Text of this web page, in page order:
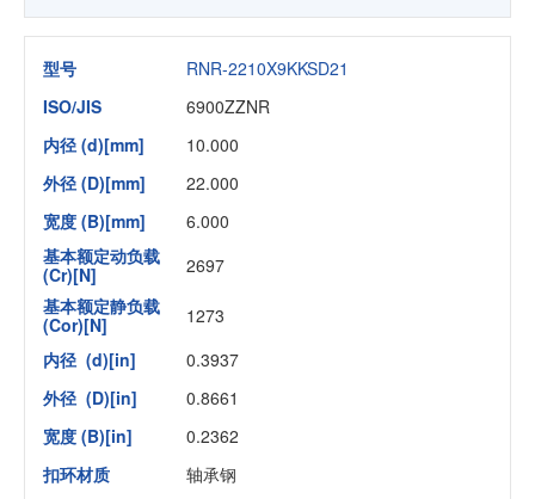
型号
RNR-2210X9KKSD21
ISO/JIS
6900ZZNR
内径 (d)[mm]
10.000
外径 (D)[mm]
22.000
宽度 (B)[mm]
6.000
基本额定动负载
(Cr)[N]
2697
基本额定静负载
(Cor)[N]
1273
内径 (d)[in]
0.3937
外径 (D)[in]
0.8661
宽度 (B)[in]
0.2362
扣环材质
轴承钢